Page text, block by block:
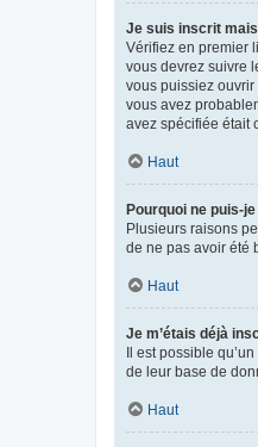
Je suis inscrit
Vérifiez en premier
vous devrez suivre
vous puissiez
vous avez
avez spécifiée était
Haut
Pourquoi ne puis-
Plusieurs raisons
de ne pas avoir été
Haut
Je m’étais déjà
Il est possible
de leur base de
Haut